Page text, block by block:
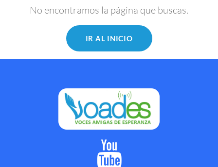
No encontramos la página que buscas.
IR AL INICIO